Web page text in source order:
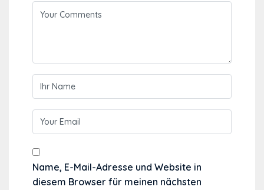
Name, E-Mail-Adresse und Website in
diesem Browser für meinen nächsten